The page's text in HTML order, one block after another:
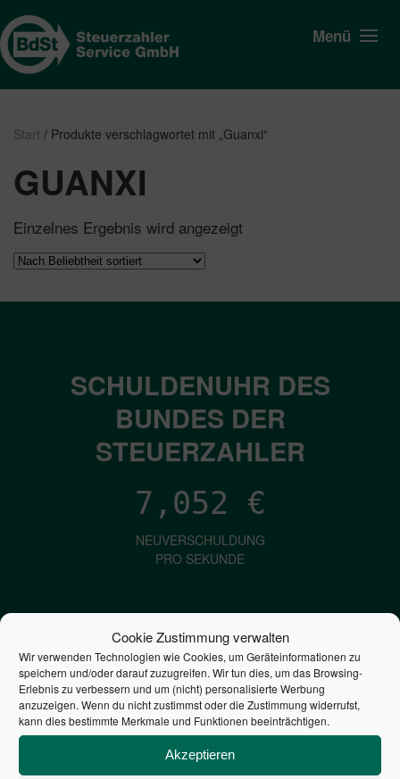
Cookie Zustimmung verwalten
Wir verwenden Technologien wie Cookies, um Geräteinformationen zu
speichern und/oder darauf zuzugreifen. Wir tun dies, um das Browsing-
Erlebnis zu verbessern und um (nicht) personalisierte Werbung
anzuzeigen. Wenn du nicht zustimmst oder die Zustimmung widerrufst,
kann dies bestimmte Merkmale und Funktionen beeinträchtigen.
Akzeptieren
Menü
Start / Produkte verschlagwortet mit „Guanxi“
GUANXI
Einzelnes Ergebnis wird angezeigt
SCHULDENUHR DES
BUNDES DER
STEUERZAHLER
7,052 €
NEUVERSCHULDUNG
PRO SEKUNDE
1,601€
ZINSEN
PRO SEKUNDE
2,805,701,978,151